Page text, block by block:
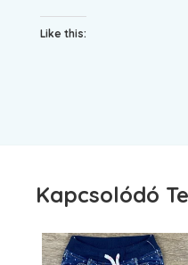
Like this:
Kapcsolódó